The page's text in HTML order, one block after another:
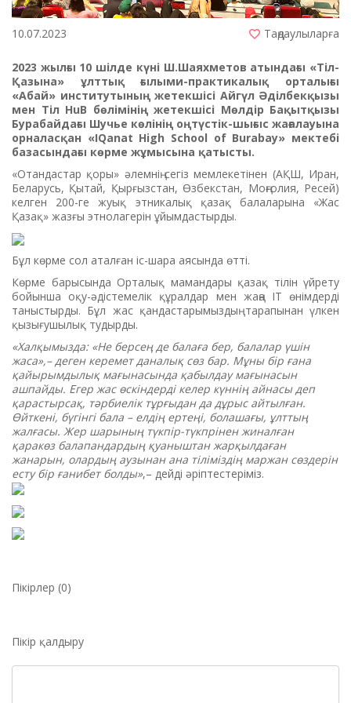
10.07.2023 Таңдаулыларға
2023 жылғы 10 шілде күні Ш.Шаяхметов атындағы «Тіл-
Қазына» ұлттық ғылыми-практикалық орталығы
«Абай» институтының жетекшісі Айгүл Әділбекқызы
мен Тіл HuB бөлімінің жетекшісі Мөлдір Бақытқызы
Бурабайдағы Шучье көлінің оңтүстік-шығыс жағалауына
орналасқан «IQanat High School of Burabay» мектебі
базасындағы көрме жұмысына қатысты.
«Отандастар қоры» әлемнің сегіз мемлекетінен (АҚШ, Иран,
Беларусь, Қытай, Қырғызстан, Өзбекстан, Моңғолия, Ресей)
келген 200-ге жуық этникалық қазақ балаларына «Жас
Қазақ» жазғы этнолагерін ұйымдастырды.
Бұл көрме сол аталған іс-шара аясында өтті.
Көрме барысында Орталық мамандары қазақ тілін үйрету
бойынша оқу-әдістемелік құралдар мен жаңа IT өнімдерді
таныстырды. Бұл жас қандастарымыздың тарапынан үлкен
қызығушылық тудырды.
«Халқымызда: «Не берсең де балаға бер, балалар үшін
жаса»,– деген керемет даналық сөз бар. Мұны бір ғана
қайырымдылық мағынасында қабылдау мағынасын
ашпайды. Егер жас өскіндерді келер күннің айнасы деп
қарастырсақ, тәрбиелік тұрғыдан да дұрыс айтылған.
Өйткені, бүгінгі бала – елдің ертеңі, болашағы, ұлттың
жалғасы. Жер шарының түкпір-түкпрінен жиналған
қаракөз балапандардың қуаныштан жарқылдаған
жанарын, олардың аузынан ана тіліміздің маржан сөздерін
есту бір ғанибет болды»,– дейді әріптестеріміз.
Пікірлер (0)
Пікір қалдыру